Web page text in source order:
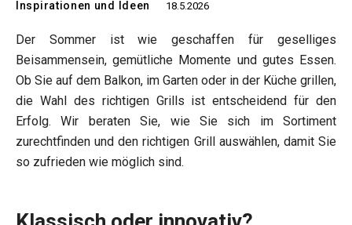
Inspirationen und Ideen 18.5.2026
Der Sommer ist wie geschaffen für geselliges
Beisammensein, gemütliche Momente und gutes Essen.
Ob Sie auf dem Balkon, im Garten oder in der Küche grillen,
die Wahl des richtigen Grills ist entscheidend für den
Erfolg. Wir beraten Sie, wie Sie sich im Sortiment
zurechtfinden und den richtigen Grill auswählen, damit Sie
so zufrieden wie möglich sind.